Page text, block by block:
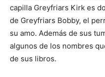
capilla Greyfriars Kirk es
de Greyfriars Bobby, el
su amo. Además de sus
algunos de los nombres
de sus libros.